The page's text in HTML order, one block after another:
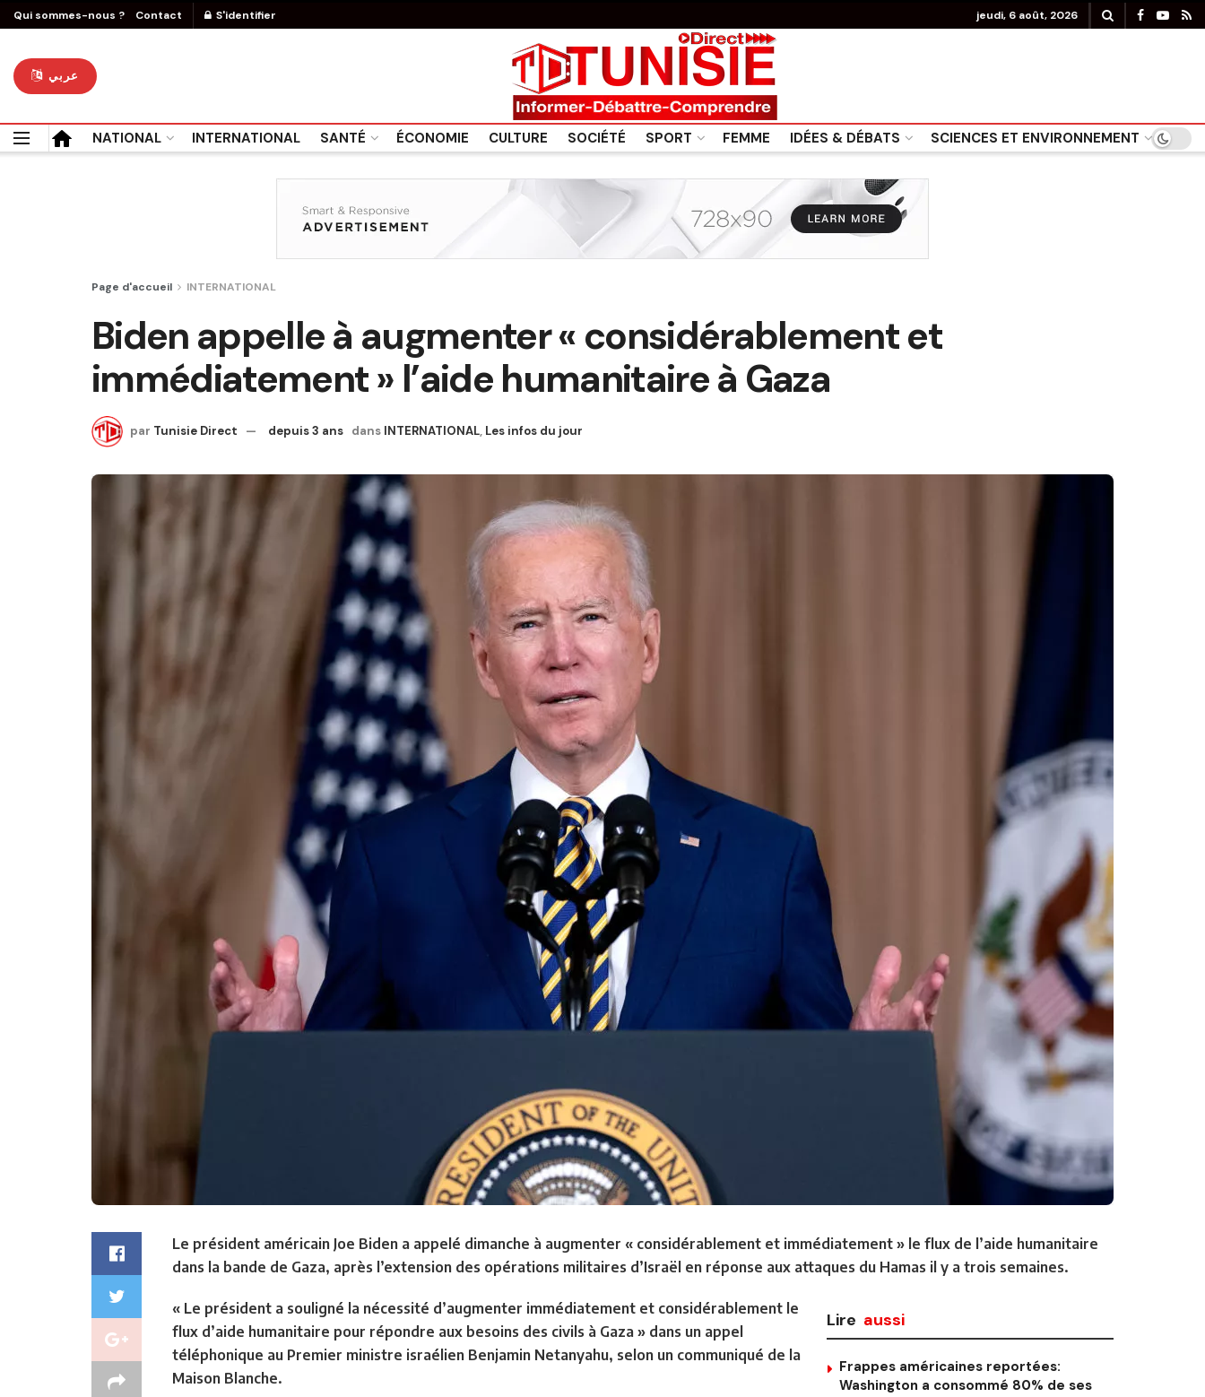
Qui sommes-nous ? Contact S'identifier jeudi, 6 août, 2026
عربي
NATIONAL INTERNATIONAL SANTÉ ÉCONOMIE CULTURE SOCIÉTÉ SPORT FEMME IDÉES & DÉBATS SCIENCES ET ENVIRONNEMENT
Page d'accueil INTERNATIONAL
Biden appelle à augmenter « considérablement et
immédiatement » l’aide humanitaire à Gaza
par Tunisie Direct depuis 3 ans dans INTERNATIONAL, Les infos du jour
Le président américain Joe Biden a appelé dimanche à augmenter « considérablement et immédiatement » le flux de l’aide humanitaire
dans la bande de Gaza, après l’extension des opérations militaires d’Israël en réponse aux attaques du Hamas il y a trois semaines.
Lire aussi
Frappes américaines reportées:
Washington a consommé 80% de ses
« Le président a souligné la nécessité d’augmenter immédiatement et considérablement le
flux d’aide humanitaire pour répondre aux besoins des civils à Gaza » dans un appel
téléphonique au Premier ministre israélien Benjamin Netanyahu, selon un communiqué de la
Maison Blanche.